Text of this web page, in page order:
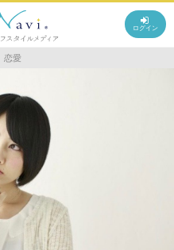
ログイン
恋愛